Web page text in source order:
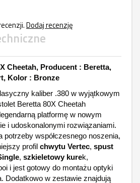
Dodaj recenzję
Cheetah, Producent : Beretta,
Kolor : Bronze
kaliber .380 w wyjątkowym
Beretta 80X Cheetah
platformę w nowym
i udoskonalonymi rozwiązaniami.
potrzeby współczesnego noszenia,
profil chwytu Vertec, spust
, szkieletowy kurek,
i jest gotowy do montażu optyki
Dodatkowo w zestawie znajdują